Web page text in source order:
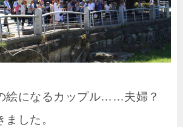
絵になるカップル……夫婦？
した。